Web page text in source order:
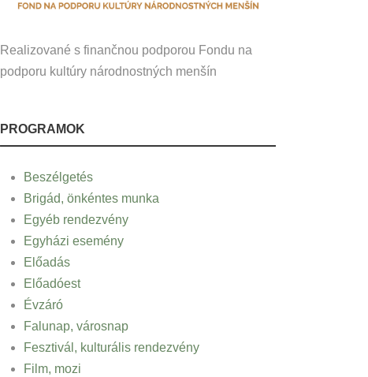
Realizované s finančnou podporou Fondu na
podporu kultúry národnostných menšín
PROGRAMOK
Beszélgetés
Brigád, önkéntes munka
Egyéb rendezvény
Egyházi esemény
Előadás
Előadóest
Évzáró
Falunap, városnap
Fesztivál, kulturális rendezvény
Film, mozi